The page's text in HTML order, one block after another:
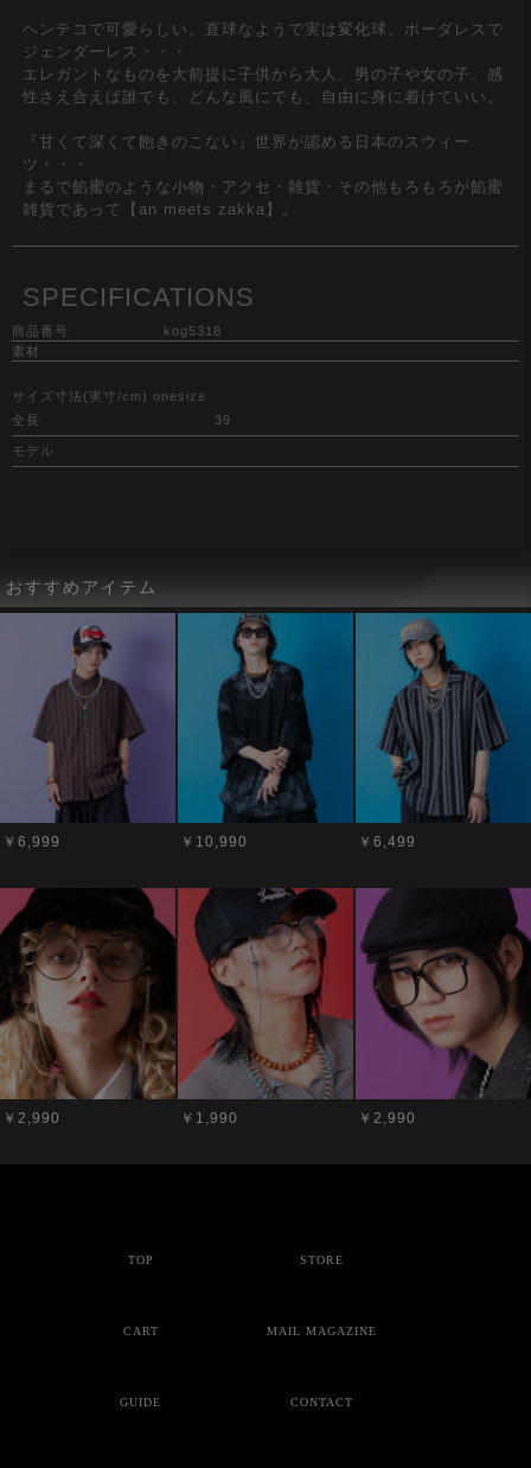
ヘンテコで可愛らしい。直球なようで実は変化球。ボーダレスで
ジェンダーレス・・・
エレガントなものを大前提に子供から大人、男の子や女の子、感
性さえ合えば誰でも、どんな風にでも、自由に身に着けていい。
『甘くて深くて飽きのこない』世界が認める日本のスウィー
ツ・・・
まるで餡蜜のような小物・アクセ・雑貨・その他もろもろが餡蜜
雑貨であって【an meets zakka】。
SPECIFICATIONS
商品番号
kog5318
素材
サイズ寸法(実寸/cm) onesize
全長
39
モデル
おすすめアイテム
￥6,999 ￥10,990 ￥6,499
￥2,990 ￥1,990 ￥2,990
TOP STORE
CART MAIL MAGAZINE
GUIDE CONTACT